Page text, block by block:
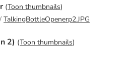
(Toon thumbnails)
/ TalkingBottleOpenerp2.JPG
2) (Toon thumbnails)